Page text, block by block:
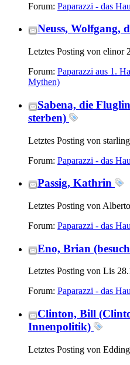
Forum: Paparazzi - das
Neuss, Wolfgang,
Letztes Posting von elinor
Forum: Paparazzi aus 1.
Mythen)
Sabena, die
sterben)
Letztes Posting von
Forum: Paparazzi - das
Passig, Kathrin
Letztes Posting von
Forum: Paparazzi - das
Eno, Brian
Letztes Posting von Lis
Forum: Paparazzi - das
Clinton, Bill
Innenpolitik)
Letztes Posting von